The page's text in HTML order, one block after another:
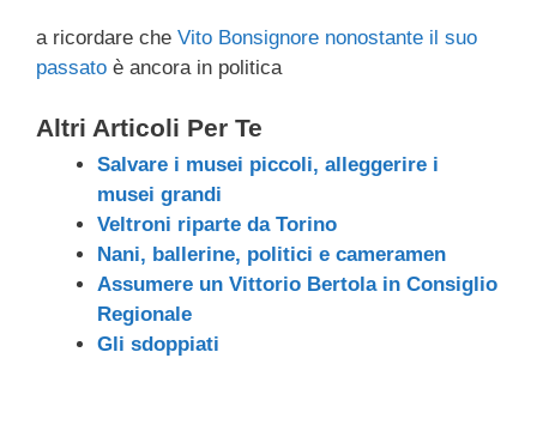
b
o
o
k
d
s
dI
n
a
m
A
vi
a ricordare che Vito Bonsignore nonostante il suo
passato è ancora in politica
Altri Articoli Per Te
Salvare i musei piccoli, alleggerire i
musei grandi
Veltroni riparte da Torino
Nani, ballerine, politici e cameramen
Assumere un Vittorio Bertola in Consiglio
Regionale
Gli sdoppiati